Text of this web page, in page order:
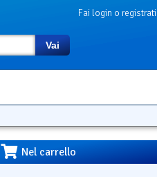
Fai login o registrati
Vai
Nel carrello